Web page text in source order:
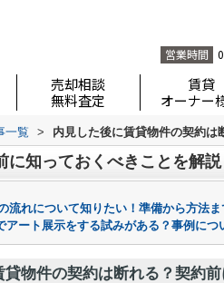
営業時間
売却相談
無料査定
賃貸
オーナー
一覧 > 内見した後に賃貸物件の契約
に知っておくべきことを解説
流れについて知りたい！準備から方法
アート展示をする試みがある？事例に
貸物件の契約は断れる？契約